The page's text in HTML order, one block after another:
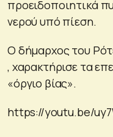
προειδοποιητικά
νερού υπό πίεση.
Ο δήμαρχος του
, χαρακτήρισε τα
«όργιο βίας».
https://youtu.be/